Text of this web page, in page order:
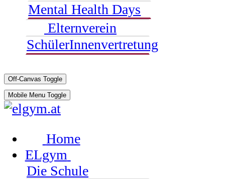
Mental Health Days
Elternverein
SchülerInnenvertretung
Off-Canvas Toggle
Mobile Menu Toggle
Home
ELgym
Die Schule